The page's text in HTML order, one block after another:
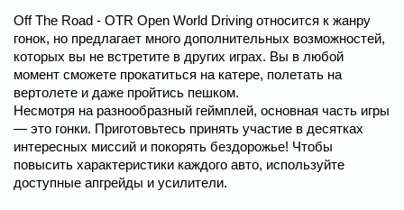
Off The Road - OTR Open World Driving относится к жанру
гонок, но предлагает много дополнительных возможностей,
которых вы не встретите в других играх. Вы в любой
момент сможете прокатиться на катере, полетать на
вертолете и даже пройтись пешком.
Несмотря на разнообразный геймплей, основная часть игры
— это гонки. Приготовьтесь принять участие в десятках
интересных миссий и покорять бездорожье! Чтобы
повысить характеристики каждого авто, используйте
доступные апгрейды и усилители.